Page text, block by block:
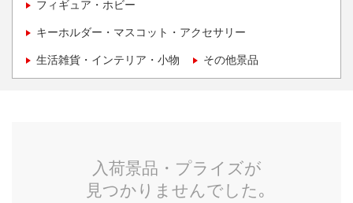
フィギュア・ホビー
キーホルダー・マスコット・アクセサリー
生活雑貨・インテリア・小物 その他景品